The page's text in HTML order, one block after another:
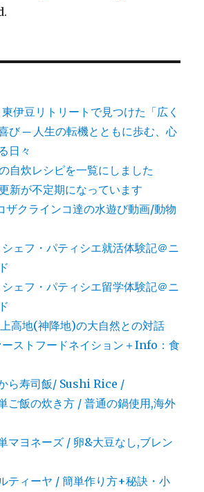
伊豆リトリートで見つけた「広く
び ─ 人生の転機とともに歩む、心
日々
自炊レシピを一覧にしました
新が不定期になっています
クラインコ達の水遊び動画/動物
ェフ・パティシエ就活体験記＠ニ
ェフ・パティシエ留学体験記＠ニ
高地(神降地)の大自然との対話
ストフードネイション＋Info：食
ら寿司飯/ Sushi Rice /
ご飯の炊き方 / 普通の鍋使用,海外
マヨネーズ / 卵&大豆なし,ブレン
ティーヤ / 簡単作り方+秘訣・小